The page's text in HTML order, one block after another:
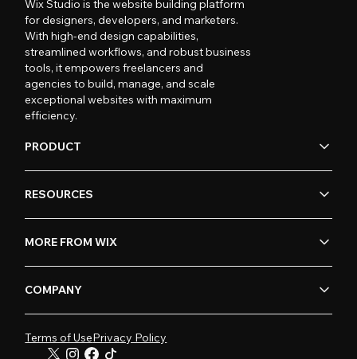
Wix Studio is the website building platform
for designers, developers, and marketers.
With high-end design capabilities,
streamlined workflows, and robust business
tools, it empowers freelancers and
agencies to build, manage, and scale
exceptional websites with maximum
efficiency.
PRODUCT
RESOURCES
MORE FROM WIX
COMPANY
Terms of UsePrivacy Policy